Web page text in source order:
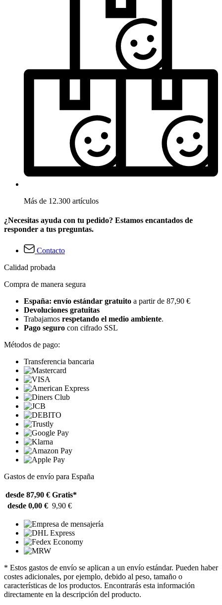
Más de 12.300 artículos
¿Necesitas ayuda con tu pedido? Estamos encantados de
responder a tus preguntas.
Contacto
Calidad probada
Compra de manera segura
España: envío estándar gratuito a partir de 87,90 €
Devoluciones gratuitas
Trabajamos respetando el medio ambiente.
Pago seguro con cifrado SSL
Métodos de pago:
Transferencia bancaria
Gastos de envío para España
desde 87,90 € Gratis*
desde 0,00 € 9,90 €
* Estos gastos de envío se aplican a un envío estándar. Pueden haber
costes adicionales, por ejemplo, debido al peso, tamaño o
características de los productos. Encontrarás esta información
directamente en la descripción del producto.